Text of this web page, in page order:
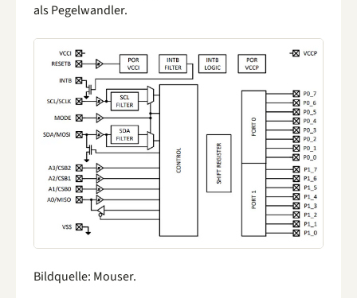
als Pegelwandler.
Bildquelle: Mouser.